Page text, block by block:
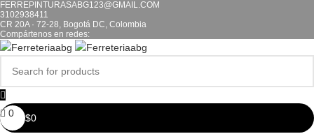
FERREPINTURASABG123@GMAIL.COM
3102938411
CR 20A · 72-28, Bogotá DC, Colombia
Compártenos en redes:
0 $0